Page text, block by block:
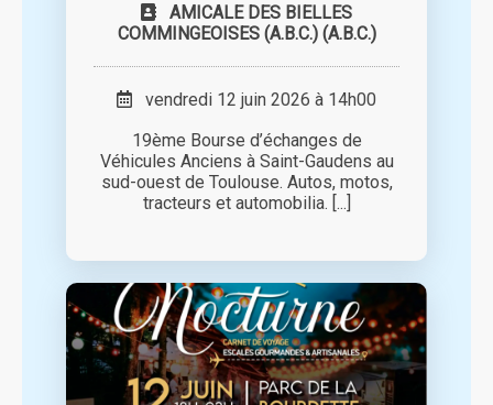
AMICALE DES BIELLES
COMMINGEOISES (A.B.C.) (A.B.C.)
vendredi 12 juin 2026 à 14h00
19ème Bourse d’échanges de
Véhicules Anciens à Saint-Gaudens au
sud-ouest de Toulouse. Autos, motos,
tracteurs et automobilia. [...]